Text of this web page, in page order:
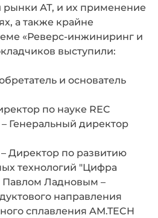
рынки АТ, и их применение
а также крайне
«Реверс-инжиниринг и
выступили:
и основатель
по науке REC
– Генеральный директор
– Директор по развитию
технологий "Цифра
Павлом Ладновым –
направления
сплавления AM.TECH